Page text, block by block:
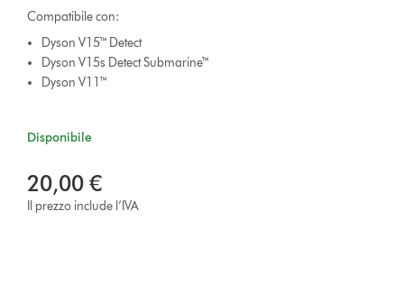
Compatibile con:
Dyson V15™ Detect
Dyson V15s Detect Submarine™
Dyson V11™
Disponibile
20,00 €
Il prezzo include l’IVA